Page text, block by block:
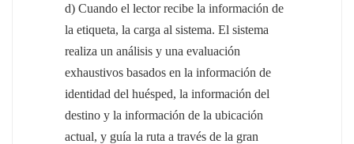
d) Cuando el lector recibe la información de
la etiqueta, la carga al sistema. El sistema
realiza un análisis y una evaluación
exhaustivos basados ​​en la información de
identidad del huésped, la información del
destino y la información de la ubicación
actual, y guía la ruta a través de la gran